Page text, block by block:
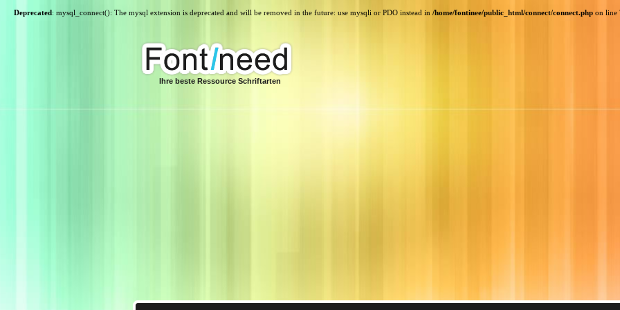
Deprecated: mysql_connect(): The mysql extension is deprecated and will be removed in the future: use mysqli or PDO instead in /home/fontinee/public_html/connect/connect.php on line
Ihre beste Ressource Schriftarten